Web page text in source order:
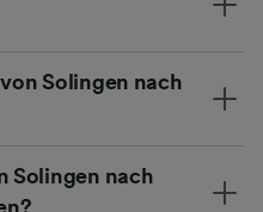
Solingen nach
Solingen nach